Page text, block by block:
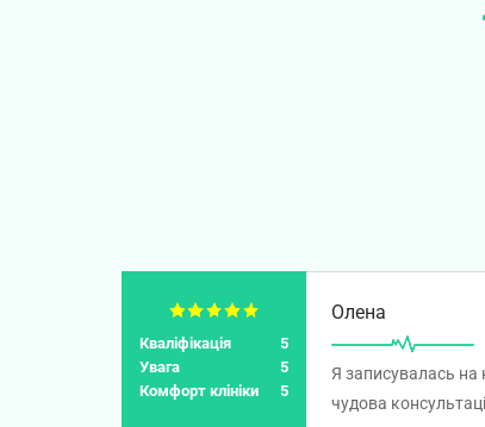
Кваліфікація
5
Увага
5
Комфорт клініки
5
Олена
Я записувалась на
чудова